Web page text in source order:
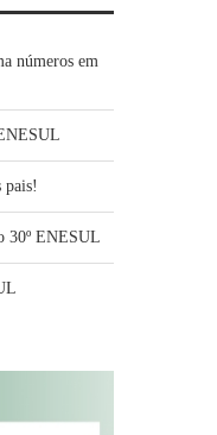
números em
pais!
30º ENESUL